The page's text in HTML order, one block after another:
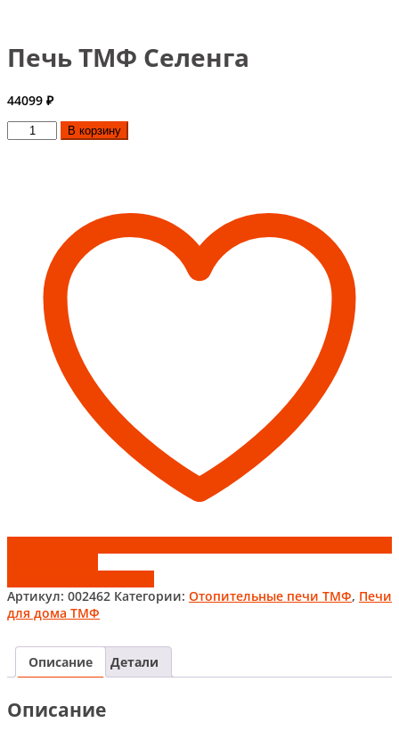
Печь ТМФ Селенга
44099 ₽
Количество
товара
В корзину
Артикул: 002462 Категории: Отопительные печи ТМФ, Печи
для дома ТМФ
Описание Детали
Описание